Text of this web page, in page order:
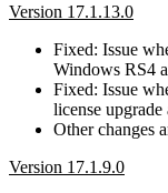
Version 17.1.13.0
Fixed: Issue
Windows RS4
Fixed: Issue
license
Other changes
Version 17.1.9.0